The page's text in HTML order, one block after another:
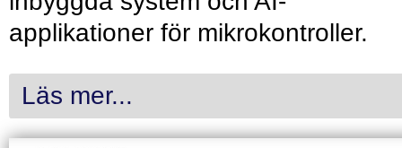
applikationer för mikrokontroller.
Läs mer...